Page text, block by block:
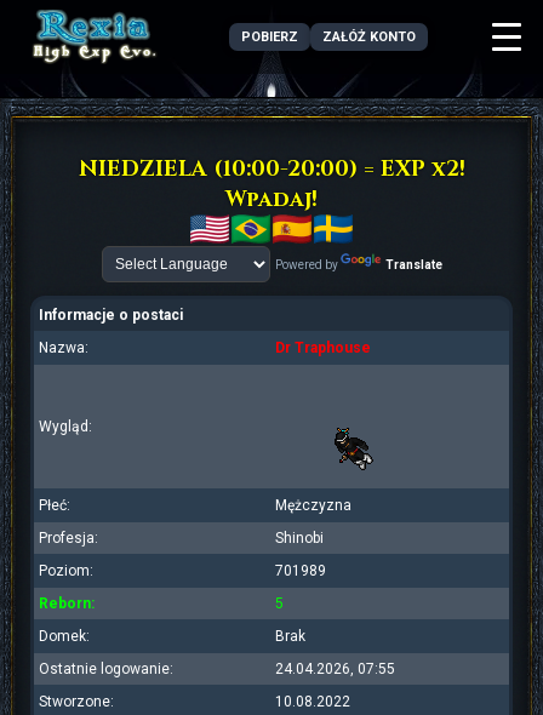
POBIERZ ZAŁÓŻ KONTO
NIEDZIELA (10:00-20:00) = EXP x2!
Wpadaj!
Powered by Translate
Informacje o postaci
Nazwa:
Dr Traphouse
Wygląd:
Płeć:
Mężczyzna
Profesja:
Shinobi
Poziom:
701989
Reborn:
5
Domek:
Brak
Ostatnie logowanie:
24.04.2026, 07:55
Stworzone:
10.08.2022